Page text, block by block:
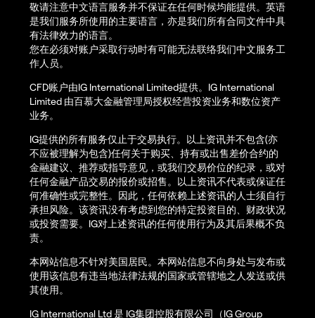
敬请注意中文语言服务并不保证在任何时候均能提供。英语
是我们服务所使用的主要语言，亦是我们所有合同文件中具
有法律效力的语言。
您在必须对账户采取行动时有可能无法联络我们中文服务工
作人员。
CFD账户由IG International Limited提供。IG International
Limited 由百慕大金融管理局授权经营投资业务和数位资产
业务。
IG提供的所有服务仅止于交易执行。以上资讯并不包含(亦
不应被理解为包含)任何关于购买、持有或出售差价合约的
金融建议、推荐或指导意见，或我们交易价位的纪录，或对
任何金融产品交易的报价或招售。以上资讯不代表或保证任
何准确性或完整性。因此，任何依赖上述资讯的人士须自行
承担风险。该资讯没有考虑到您的特定投资目的、财政状况
或投资需要。IG对上述资讯的任何使用行为及其后果概不负
责。
本网站信息不针对美国居民。本网站信息不向身处与发布或
使用该信息有违当地法律法规的国家或管辖地之人发送或供
其使用。
IG International Ltd 是 IG集团控股有限公司（IG Group